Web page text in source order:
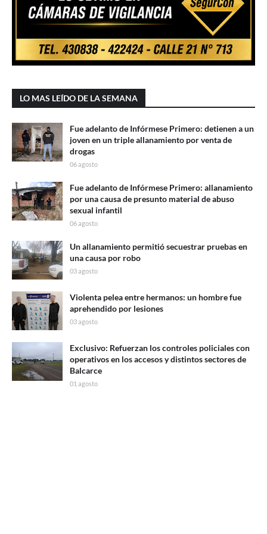
LO MAS LEÍDO DE LA SEMANA
Fue adelanto de Infórmese Primero: detienen a un
joven en un triple allanamiento por venta de
drogas
06 agosto
Fue adelanto de Infórmese Primero: allanamiento
por una causa de presunto material de abuso
sexual infantil
06 agosto
Un allanamiento permitió secuestrar pruebas en
una causa por robo
03 agosto
Violenta pelea entre hermanos: un hombre fue
aprehendido por lesiones
03 agosto
Exclusivo: Refuerzan los controles policiales con
operativos en los accesos y distintos sectores de
Balcarce
01 agosto